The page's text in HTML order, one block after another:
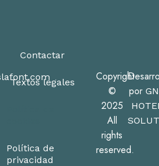
Contactar
Textos legales
Política de
privacidad
Copyright
©
2025
All
rights
reserved.
por